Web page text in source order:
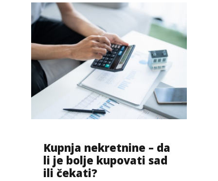
Kupnja nekretnine – da
li je bolje kupovati sad
ili čekati?